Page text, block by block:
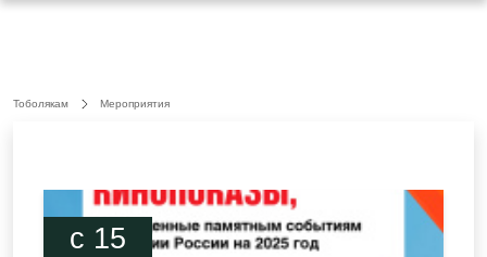
Тоболякам Мероприятия
c 15